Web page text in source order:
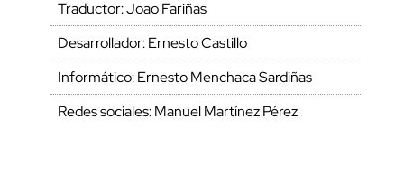
Traductor: Joao Fariñas
Desarrollador: Ernesto Castillo
Informático: Ernesto Menchaca Sardiñas
Redes sociales: Manuel Martínez Pérez